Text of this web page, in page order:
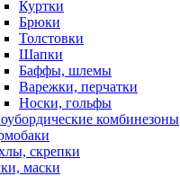
Куртки
Брюки
Толстовки
Шапки
Баффы, шлемы
Варежки, перчатки
Носки, гольфы
комбинезоны
скрепки
маски